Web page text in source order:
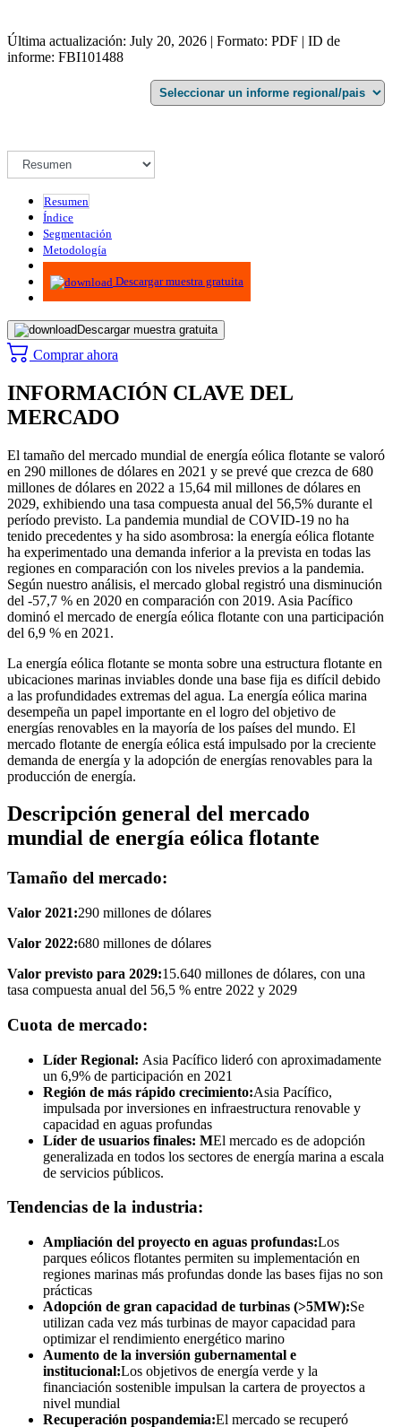
Última actualización: July 20, 2026 | Formato: PDF | ID de
informe: FBI101488
Resumen
Índice
Segmentación
Metodología
Infografías
Descargar muestra gratuita
Descargar muestra gratuita
Comprar ahora
INFORMACIÓN CLAVE DEL
MERCADO
El tamaño del mercado mundial de energía eólica flotante se valoró
en 290 millones de dólares en 2021 y se prevé que crezca de 680
millones de dólares en 2022 a 15,64 mil millones de dólares en
2029, exhibiendo una tasa compuesta anual del 56,5% durante el
período previsto. La pandemia mundial de COVID-19 no ha
tenido precedentes y ha sido asombrosa: la energía eólica flotante
ha experimentado una demanda inferior a la prevista en todas las
regiones en comparación con los niveles previos a la pandemia.
Según nuestro análisis, el mercado global registró una disminución
del -57,7 % en 2020 en comparación con 2019. Asia Pacífico
dominó el mercado de energía eólica flotante con una participación
del 6,9 % en 2021.
La energía eólica flotante se monta sobre una estructura flotante en
ubicaciones marinas inviables donde una base fija es difícil debido
a las profundidades extremas del agua. La energía eólica marina
desempeña un papel importante en el logro del objetivo de
energías renovables en la mayoría de los países del mundo. El
mercado flotante de energía eólica está impulsado por la creciente
demanda de energía y la adopción de energías renovables para la
producción de energía.
Descripción general del mercado
mundial de energía eólica flotante
Tamaño del mercado:
Valor 2021:290 millones de dólares
Valor 2022:680 millones de dólares
Valor previsto para 2029:15.640 millones de dólares, con una
tasa compuesta anual del 56,5 % entre 2022 y 2029
Cuota de mercado:
Líder Regional: Asia Pacífico lideró con aproximadamente
un 6,9% de participación en 2021
Región de más rápido crecimiento:Asia Pacífico,
impulsada por inversiones en infraestructura renovable y
capacidad en aguas profundas
Líder de usuarios finales: MEl mercado es de adopción
generalizada en todos los sectores de energía marina a escala
de servicios públicos.
Tendencias de la industria:
Ampliación del proyecto en aguas profundas:Los
parques eólicos flotantes permiten su implementación en
regiones marinas más profundas donde las bases fijas no son
prácticas
Adopción de gran capacidad de turbinas (>5MW):Se
utilizan cada vez más turbinas de mayor capacidad para
optimizar el rendimiento energético marino
Aumento de la inversión gubernamental e
institucional:Los objetivos de energía verde y la
financiación sostenible impulsan la cartera de proyectos a
nivel mundial
Recuperación pospandemia:El mercado se recuperó